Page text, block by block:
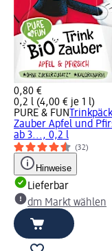
0,80 €
0,2 l (4,00 € je 1 l)
PURE & FUN
Zauber Apfel und
ab 3..., 0,2 l
(32)
Hinweise
Lieferbar
dm Markt wählen